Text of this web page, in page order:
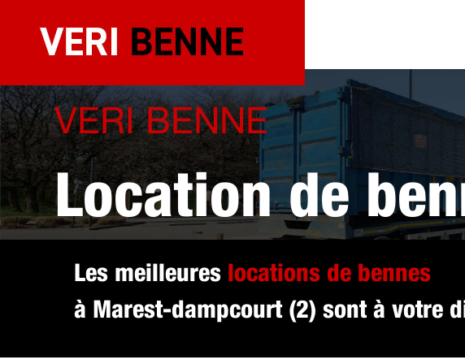
contenu
VERI BENNE
Location de
sélectionné
dampcourt (2)
Les meilleures locations de bennes
à Marest-dampcourt (2) sont à votre